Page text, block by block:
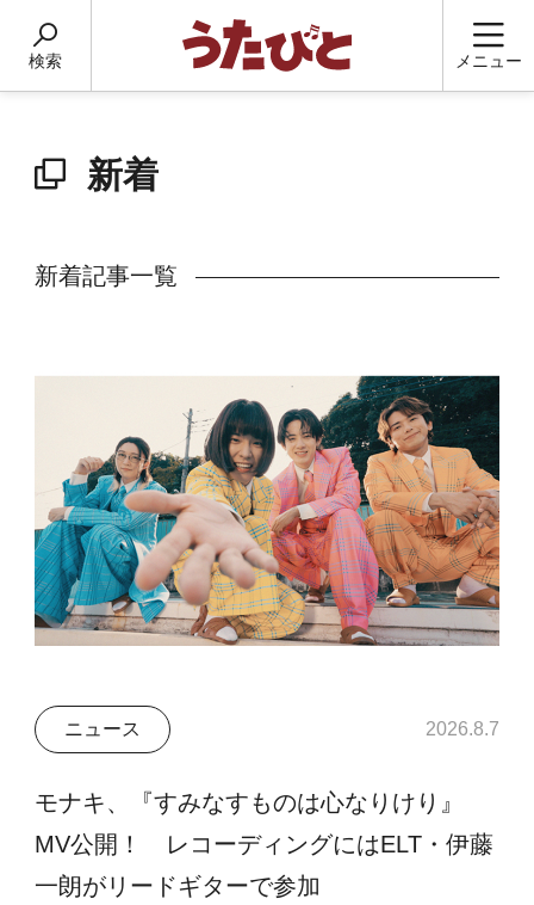
検索 メニュー
新着
新着記事一覧
ニュース 2026.8.7
モナキ、『すみなすものは心なりけり』
MV公開！ レコーディングにはELT・伊藤
一朗がリードギターで参加